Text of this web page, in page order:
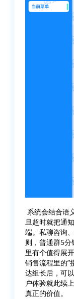
系统会结合语
旦超时就把通
端。私聊咨询
则，普通群5
里有个值得展
销售流程里的”
达组长后，可
户体验就此续
真正的价值。